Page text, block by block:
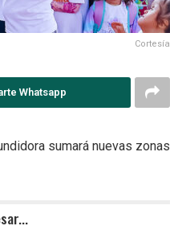
Cortesía
Whatsapp
sumará nuevas zonas